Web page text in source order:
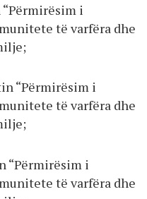
i
të varfëra dhe
“Përmirësim i
të varfëra dhe
“Përmirësim i
të varfëra dhe